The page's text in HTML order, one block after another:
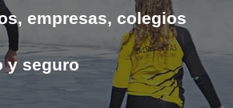
empresas, colegios
y seguro